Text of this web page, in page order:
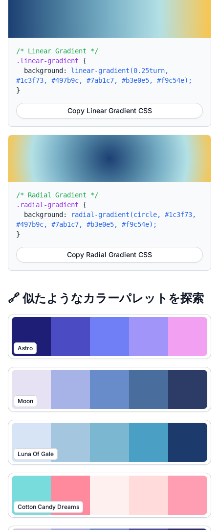
/* Linear Gradient */
.linear-gradient {
background: linear-gradient(0.25turn,
#1c3f73, #497b9c, #7ab1c7, #b3e0e5, #f9c54e);
}
Copy Linear Gradient CSS
/* Radial Gradient */
.radial-gradient {
background:
radial-gradient(circle, #1c3f73,
#497b9c, #7ab1c7, #b3e0e5, #f9c54e);
}
Copy Radial Gradient CSS
🔗 似たようなカラーパレットを探索
Astro
Moon
Luna Of Gale
Cotton Candy Dreams